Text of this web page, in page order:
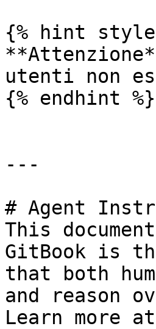
{% hint
utenti non
{% endhint %}
---
# Agent
This
GitBook is
that both
and reason
Learn more